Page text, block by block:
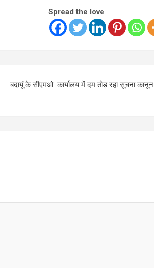
Spread the love
बदायूं के सीएमओ कार्यालय में दम तोड़ रहा सूचना कानून